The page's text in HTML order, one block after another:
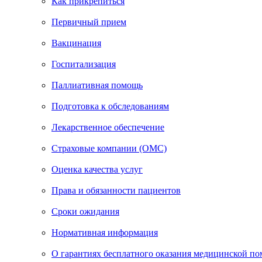
Первичный прием
Вакцинация
Госпитализация
Паллиативная помощь
Подготовка к обследованиям
Лекарственное обеспечение
Страховые компании (ОМС)
Оценка качества услуг
Права и обязанности пациентов
Сроки ожидания
Нормативная информация
О гарантиях бесплатного оказания медицинской